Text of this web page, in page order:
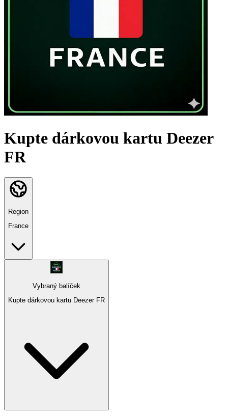
Kupte dárkovou kartu Deezer
FR
Region
France
Vybraný balíček
Kupte dárkovou kartu Deezer FR